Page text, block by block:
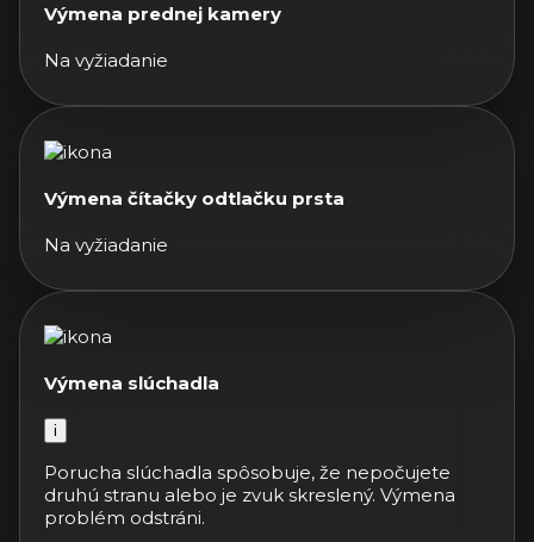
Výmena prednej kamery
Na vyžiadanie
Výmena čítačky odtlačku prsta
Na vyžiadanie
Výmena slúchadla
i
Porucha slúchadla spôsobuje, že nepočujete
druhú stranu alebo je zvuk skreslený. Výmena
problém odstráni.